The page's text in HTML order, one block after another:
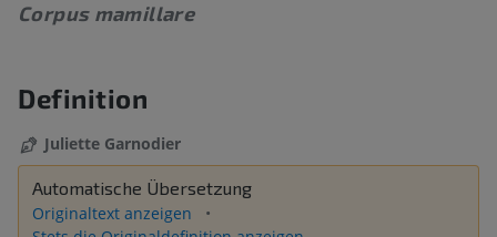
Corpus mamillare
Definition
Juliette Garnodier
Automatische Übersetzung
Originaltext anzeigen